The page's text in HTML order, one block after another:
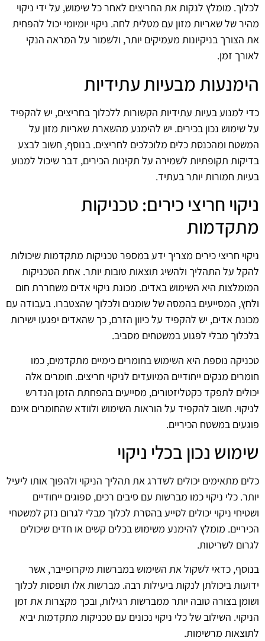
לכלוך. מומלץ לנקות את החריצים לאחר כל שימוש, על ידי ניקוי
מהיר של שאריות מזון עם מטלית לחה. ניקוי יומיומי יכול להפחית
את הצורך בניקיונות מעמיקים יותר, ולשמור על המראה הנקי
לאורך זמן.
הימנעות מבעיות עתידיות
כדי למנוע בעיות עתידיות הקשורות ללכלוך בחריצים, יש להקפיד
על שימוש נכון בכירים. יש להימנע מהשארת שאריות מזון על
המשטח ומהכנסת כלים מלוכלכים לחריצים. בנוסף, חשוב לבצע
בדיקות תקופתיות לשמירה על תקינות הכירים, דבר שיכול למנוע
בעיות חמורות יותר בעתיד.
ניקוי חריצי כירים: טכניקות
מתקדמות
ניקוי חריצי כירים מצריך ידע במספר טכניקות מתקדמות שיכולות
להקל על התהליך ולהשיג תוצאות טובות יותר. אחת הטכניקות
המומלצות היא השימוש באדים. מכונת ניקוי אדים משחררת חום
ולחץ, המסייעים בהמסה של שומנים ולכלוך שהצטברו. בעבודה עם
מכונת אדים, יש להקפיד על כיוון הזרם, כך שהאדים יפגעו ישירות
בלכלוך מבלי לפגוע במשטחים מסביב.
טכניקה נוספת היא השימוש בחומרים כימיים מתקדמים, כמו
חומרים מנקים ייחודיים המיועדים לניקוי חריצים. חומרים אלה
יכולים לתפקד כקטליזטורים, מסייעים בהפחתת הזמן הנדרש
לניקוי. חשוב להקפיד על הוראות השימוש ולוודא שהחומרים אינם
פוגעים במשטח הכיריים.
שימוש נכון בכלי ניקוי
כלים מתאימים יכולים לשדרג את תהליך הניקוי ולהפוך אותו ליעיל
יותר. כלי ניקוי כמו מברשות עם סיבים רכים, ספוגים ייחודיים
ושטיחי ניקוי יכולים לסייע בהסרת לכלוך מבלי לגרום נזק למשטחי
הכיריים. מומלץ להימנע משימוש בכלים קשים או חדים שיכולים
לגרום לשריטות.
בנוסף, כדאי לשקול את השימוש במברשות מיקרופייבר, אשר
ידועות ביכולתן לנקות ביעילות רבה. מברשות אלו תופסות לכלוך
ושומן בצורה טובה יותר ממברשות רגילות, ובכך מקצרות את זמן
הניקוי. השילוב של כלי ניקוי נכונים עם טכניקות מתקדמות יביא
לתוצאות מרשימות.